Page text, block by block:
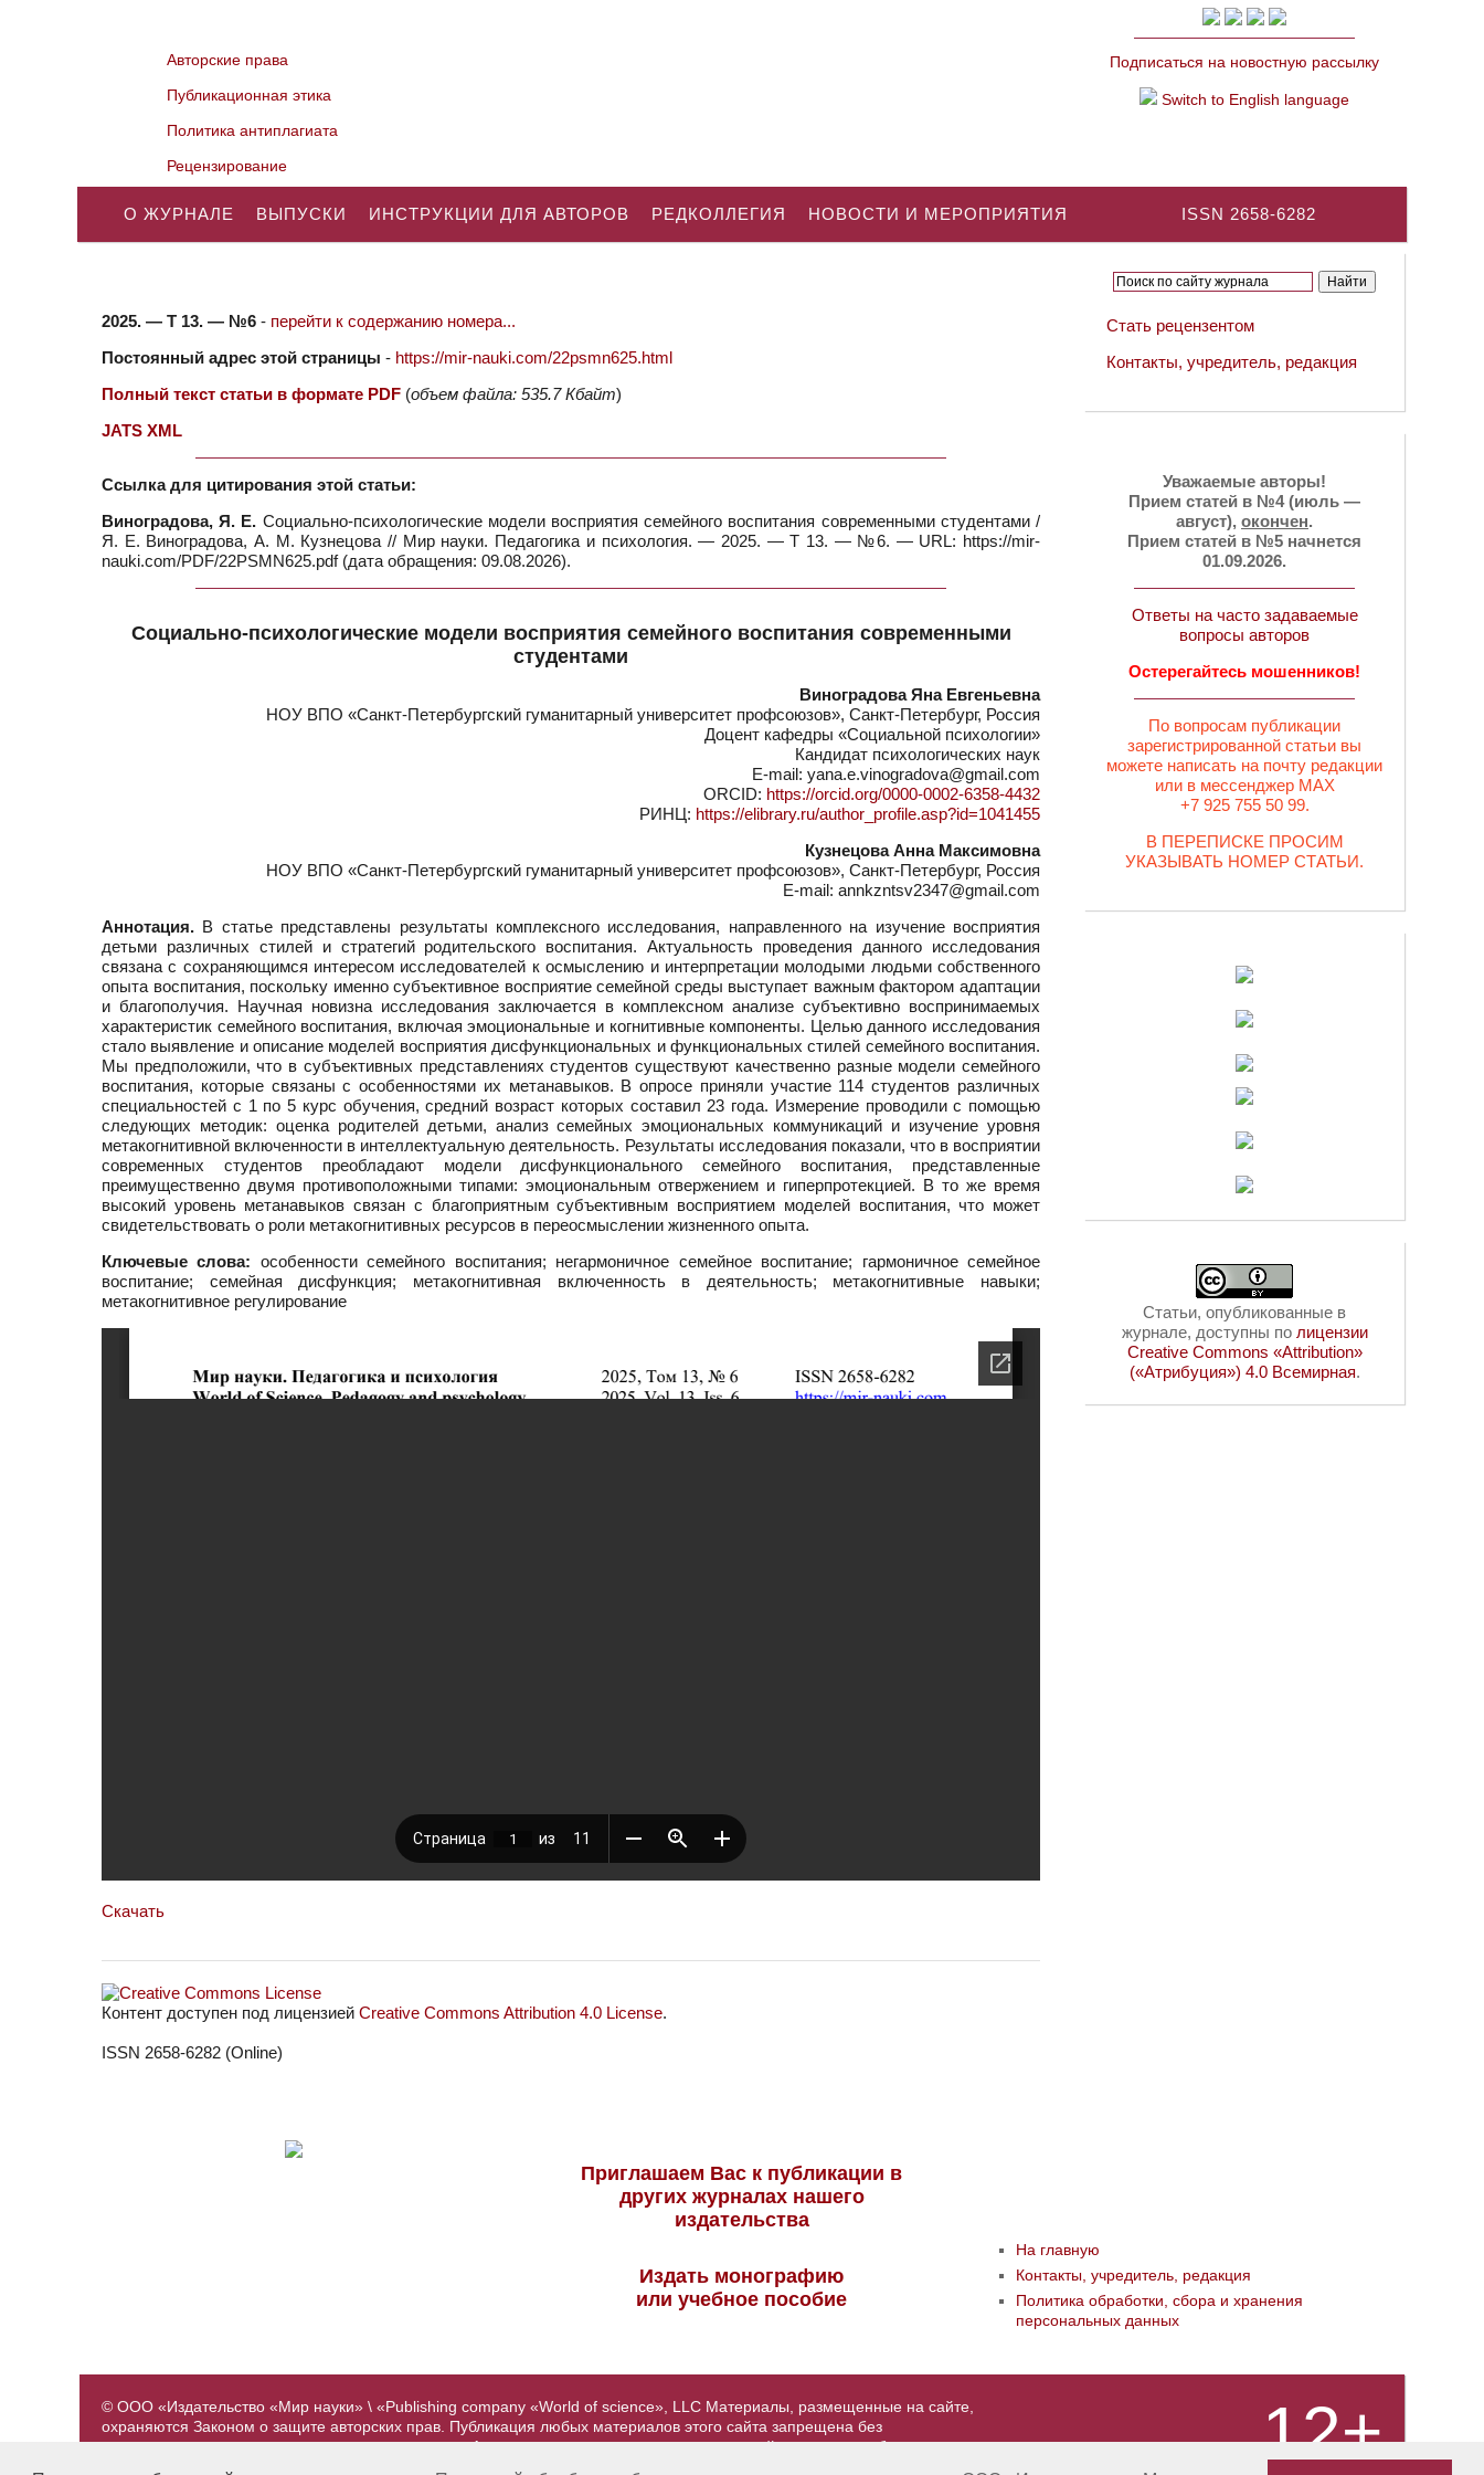
Авторские права
Публикационная этика
Политика антиплагиата
Рецензирование
Подписаться на новостную рассылку
Switch to English language
ISSN 2658-6282
О ЖУРНАЛЕ ВЫПУСКИ ИНСТРУКЦИИ ДЛЯ АВТОРОВ РЕДКОЛЛЕГИЯ НОВОСТИ И МЕРОПРИЯТИЯ
2025. — Т 13. — №6 - перейти к содержанию номера...
Постоянный адрес этой страницы - https://mir-nauki.com/22psmn625.html
Полный текст статьи в формате PDF (объем файла: 535.7 Кбайт)
JATS XML
Ссылка для цитирования этой статьи:
Виноградова, Я. Е. Социально-психологические модели восприятия семейного воспитания современными студентами /
Я. Е. Виноградова, А. М. Кузнецова // Мир науки. Педагогика и психология. — 2025. — Т 13. — №6. — URL: https://mir-
nauki.com/PDF/22PSMN625.pdf (дата обращения: 09.08.2026).
Социально-психологические модели восприятия семейного воспитания современными
студентами
Виноградова Яна Евгеньевна
НОУ ВПО «Санкт-Петербургский гуманитарный университет профсоюзов», Санкт-Петербург, Россия
Доцент кафедры «Социальной психологии»
Кандидат психологических наук
E-mail: yana.e.vinogradova@gmail.com
ORCID: https://orcid.org/0000-0002-6358-4432
РИНЦ: https://elibrary.ru/author_profile.asp?id=1041455
Кузнецова Анна Максимовна
НОУ ВПО «Санкт-Петербургский гуманитарный университет профсоюзов», Санкт-Петербург, Россия
E-mail: annkzntsv2347@gmail.com
Аннотация. В статье представлены результаты комплексного исследования, направленного на изучение восприятия
детьми различных стилей и стратегий родительского воспитания. Актуальность проведения данного исследования
связана с сохраняющимся интересом исследователей к осмыслению и интерпретации молодыми людьми собственного
опыта воспитания, поскольку именно субъективное восприятие семейной среды выступает важным фактором адаптации
и благополучия. Научная новизна исследования заключается в комплексном анализе субъективно воспринимаемых
характеристик семейного воспитания, включая эмоциональные и когнитивные компоненты. Целью данного исследования
стало выявление и описание моделей восприятия дисфункциональных и функциональных стилей семейного воспитания.
Мы предположили, что в субъективных представлениях студентов существуют качественно разные модели семейного
воспитания, которые связаны с особенностями их метанавыков. В опросе приняли участие 114 студентов различных
специальностей с 1 по 5 курс обучения, средний возраст которых составил 23 года. Измерение проводили с помощью
следующих методик: оценка родителей детьми, анализ семейных эмоциональных коммуникаций и изучение уровня
метакогнитивной включенности в интеллектуальную деятельность. Результаты исследования показали, что в восприятии
современных студентов преобладают модели дисфункционального семейного воспитания, представленные
преимущественно двумя противоположными типами: эмоциональным отвержением и гиперпротекцией. В то же время
высокий уровень метанавыков связан с благоприятным субъективным восприятием моделей воспитания, что может
свидетельствовать о роли метакогнитивных ресурсов в переосмыслении жизненного опыта.
Ключевые слова: особенности семейного воспитания; негармоничное семейное воспитание; гармоничное семейное
воспитание; семейная дисфункция; метакогнитивная включенность в деятельность; метакогнитивные навыки;
метакогнитивное регулирование
Скачать
Контент доступен под лицензией Creative Commons Attribution 4.0 License.
ISSN 2658-6282 (Online)
Стать рецензентом
Контакты, учредитель, редакция
Уважаемые авторы!
Прием статей в №4 (июль —
август), окончен.
Прием статей в №5 начнется
01.09.2026.
Ответы на часто задаваемые
вопросы авторов
Остерегайтесь мошенников!
По вопросам публикации
зарегистрированной статьи вы
можете написать на почту редакции
или в мессенджер MAX
+7 925 755 50 99.
В ПЕРЕПИСКЕ ПРОСИМ
УКАЗЫВАТЬ НОМЕР СТАТЬИ.
Статьи, опубликованные в
журнале, доступны по лицензии
Creative Commons «Attribution»
(«Атрибуция») 4.0 Всемирная.
Приглашаем Вас к публикации в
других журналах нашего
издательства
Издать монографию
или учебное пособие
На главную
Контакты, учредитель, редакция
Политика обработки, сбора и хранения
персональных данных
© ООО «Издательство «Мир науки» \ «Publishing company «World of science», LLC Материалы, размещенные на сайте,
охраняются Законом о защите авторских прав. Публикация любых материалов этого сайта запрещена без
предварительного согласования с издательством. Авторские права на размещенные на сайте научные публикации
12+